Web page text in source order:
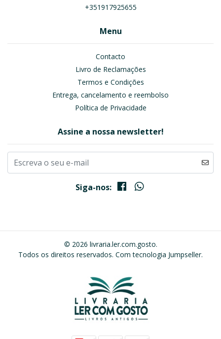
+351917925655
Menu
Contacto
Livro de Reclamações
Termos e Condições
Entrega, cancelamento e reembolso
Política de Privacidade
Assine a nossa newsletter!
Siga-nos:
© 2026 livraria.ler.com.gosto.
Todos os direitos reservados. Com tecnologia Jumpseller.